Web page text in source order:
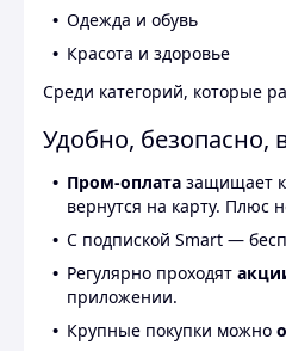
Одежда и обувь
Красота и здоровье
Среди категорий, которые
Удобно, безопасно,
Пром-оплата защищает
вернутся на карту. Плюс
С подпиской Smart —
Регулярно проходят
приложении.
Крупные покупки можно